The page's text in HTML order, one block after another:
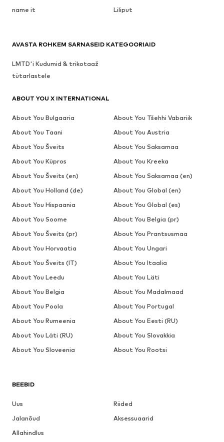
name it
Liliput
BEEBID
Uus
Riided
Jalanõud
Aksessuaarid
Allahindlus
AVASTA ROHKEM SARNASEID KATEGOORIAID
LMTD'i Kudumid & trikotaaž
tütarlastele
ABOUT YOU X INTERNATIONAL
About You Bulgaaria
About You Tšehhi Vabariik
About You Taani
About You Austria
About You Šveits
About You Saksamaa
About You Küpros
About You Kreeka
About You Šveits (en)
About You Saksamaa (en)
About You Holland (de)
About You Global (en)
About You Hispaania
About You Global (es)
About You Soome
About You Belgia (pr)
About You Šveits (pr)
About You Prantsusmaa
About You Horvaatia
About You Ungari
About You Šveits (IT)
About You Itaalia
About You Leedu
About You Läti
About You Belgia
About You Madalmaad
About You Poola
About You Portugal
About You Rumeenia
About You Eesti (RU)
About You Läti (RU)
About You Slovakkia
About You Sloveenia
About You Rootsi